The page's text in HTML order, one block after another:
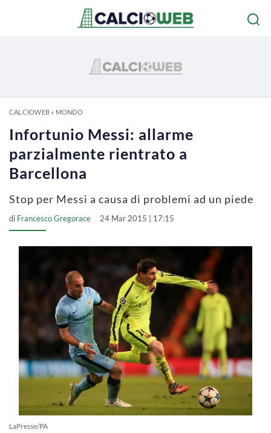
CALCIOWEB» MONDO
Infortunio Messi: allarme
parzialmente rientrato a
Barcellona
Stop per Messi a causa di problemi ad un piede
di Francesco Gregorace 24 Mar 2015 | 17:15
LaPresse/PA